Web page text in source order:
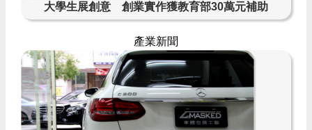
大學生展創意 創業實作獲教育部30萬元補助
產業新聞